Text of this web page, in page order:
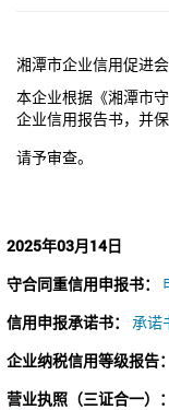
湘潭市企业信用促进会
本企业根据《湘潭市
企业信用报告书，并
请予审查。
2025年03月14日
守合同重信用申报书：
信用申报承诺书：
承诺
企业纳税信用等级报告：
营业执照（三证合一）：